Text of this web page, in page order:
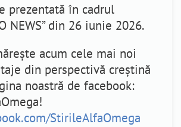
prezentată în cadrul
NEWS” din 26 iunie 2026.
acum cele mai noi
din perspectivă creștină
noastră de facebook:
StirileAlfaOmega